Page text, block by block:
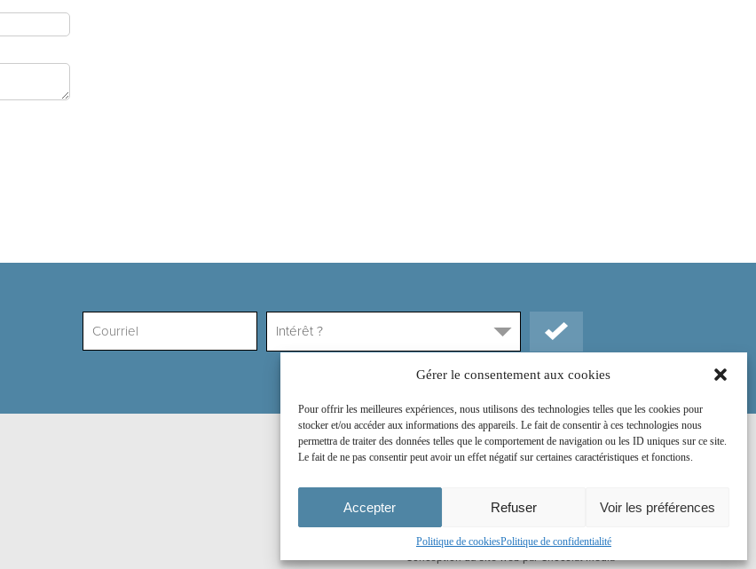
Gérer le consentement aux cookies
Pour offrir les meilleures expériences, nous utilisons des technologies telles que les cookies pour
stocker et/ou accéder aux informations des appareils. Le fait de consentir à ces technologies nous
permettra de traiter des données telles que le comportement de navigation ou les ID uniques sur ce site.
Le fait de ne pas consentir peut avoir un effet négatif sur certaines caractéristiques et fonctions.
Accepter Refuser Voir les préférences
Politique de cookiesPolitique de confidentialité
Intérêt ?
Rejoignez-nous sur :
Conception du site web parChocolat Média